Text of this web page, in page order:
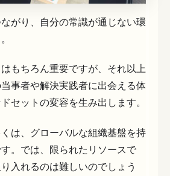
がり、自分の常識が通じない環
もちろん重要ですが、それ以上
事者や解決実践者に出会える体
セットの変容を生み出します。
は、グローバルな組織基盤を持
。では、限られたリソースで
入れるのは難しいのでしょう